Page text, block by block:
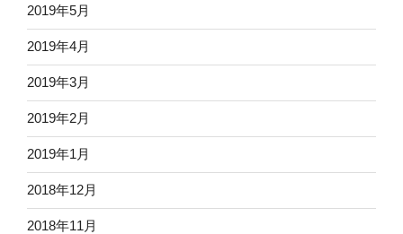
2019年5月
2019年4月
2019年3月
2019年2月
2019年1月
2018年12月
2018年11月